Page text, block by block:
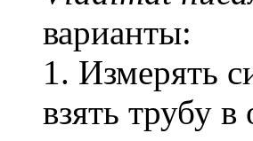
варианты:
1. Измерять
взять трубу